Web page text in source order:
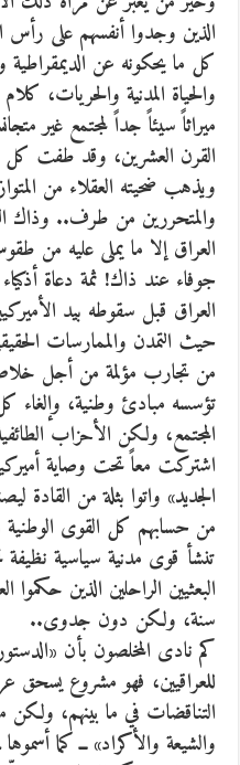
الذين وجدوا أنفسهم على رأس
كل ما يحكونه عن الديمقراطية
والحياة المدنية والحريات،
ميراثاً سيئاً جداً لمجتمع غير
القرن العشرين، وقد طفت كل
ويذهب ضحيته العقلاء من
والمتحررين من طرف.. وذاك
العراق إلا ما يملى عليه من
جوفاء عند ذاك! ثمة دعاة
العراق قبل سقوطه بيد
حيث التمدن والممارسات
من تجارب مؤلمة من أجل
تؤسسه مبادئ وطنية، وإلغاء
المجتمع، ولكن الأحزاب
اشتركت معاً تحت وصاية
الجديد» واتوا بثلة من القادة
من حسابهم كل القوى الوطنية
تنشأ قوى مدنية سياسية
البعثيين الراحلين الذين
سنة، ولكن دون جدوى..
كم نادى المخلصون بأن
للعراقيين، فهو مشروع يسحق
التناقضات في ما بينهم، ولكن
والشيعة والأكراد» ــ كما